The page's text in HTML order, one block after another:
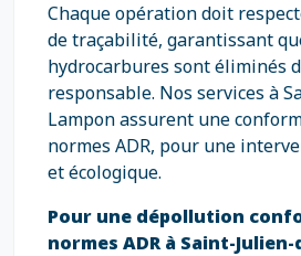
Chaque opération doit
de traçabilité, garantissant
hydrocarbures sont éliminés
responsable. Nos services à
Lampon assurent une
normes ADR, pour une
et écologique.
Pour une dépollution
normes ADR à Saint-